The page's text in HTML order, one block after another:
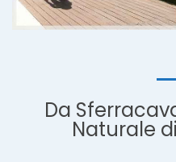
Da
Naturale